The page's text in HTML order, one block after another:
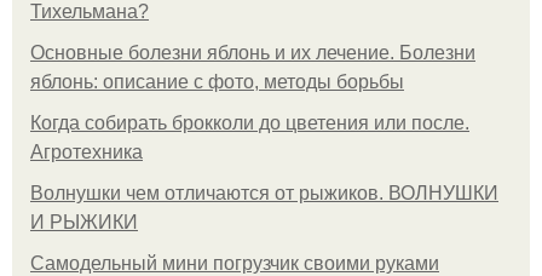
Тихельмана?
Основные болезни яблонь и их лечение. Болезни
яблонь: описание с фото, методы борьбы
Когда собирать брокколи до цветения или после.
Агротехника
Волнушки чем отличаются от рыжиков. ВОЛНУШКИ
И РЫЖИКИ
Самодельный мини погрузчик своими руками